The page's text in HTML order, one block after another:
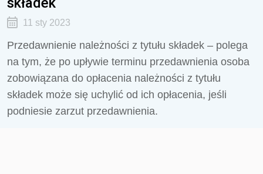
11 sty 2023
Przedawnienie należności z tytułu składek – polega
na tym, że po upływie terminu przedawnienia osoba
zobowiązana do opłacenia należności z tytułu
składek może się uchylić od ich opłacenia, jeśli
podniesie zarzut przedawnienia.